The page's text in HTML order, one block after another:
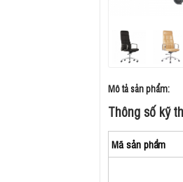
Mô tả sản phẩm:
Thông số kỹ
Mã sản phẩm